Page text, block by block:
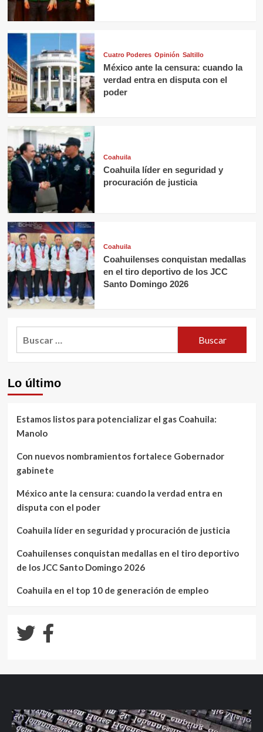
Cuatro Poderes Opinión Saltillo
México ante la censura: cuando la
verdad entra en disputa con el
poder
Coahuila
Coahuila líder en seguridad y
procuración de justicia
Coahuila
Coahuilenses conquistan medallas
en el tiro deportivo de los JCC
Santo Domingo 2026
Lo último
Estamos listos para potencializar el gas Coahuila:
Manolo
Con nuevos nombramientos fortalece Gobernador
gabinete
México ante la censura: cuando la verdad entra en
disputa con el poder
Coahuila líder en seguridad y procuración de justicia
Coahuilenses conquistan medallas en el tiro deportivo
de los JCC Santo Domingo 2026
Coahuila en el top 10 de generación de empleo